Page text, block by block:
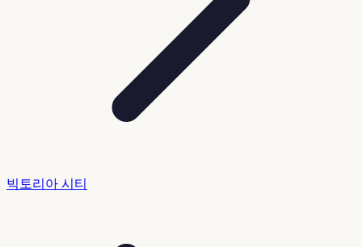
빅토리아 시티